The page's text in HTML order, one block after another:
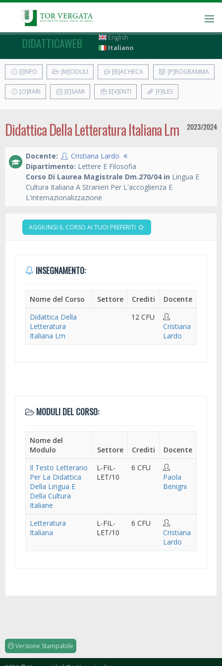
DIDATTICAWEB
English
Italiano
[I]NFO [M]ODULI [B]ACHECA [P]ROGRAMMA
[O]RARI [E]SAMI E[V]ENTI [F]ILES
Didattica Della Letteratura Italiana Lm 2023/2024
Docente:
Cristiana Lardo
Dipartimento: Lettere E Filosofia
Corso Di Laurea Magistrale Dm.270/04 in Lingua E
Cultura Italiana A Stranieri Per L'accoglienza E
L'internazionalizzazione
AGGIUNGI IL CORSO AI TUOI PREFERITI
INSEGNAMENTO:
Nome del Corso Settore Crediti
Docente
Didattica Della
Letteratura
Italiana Lm
12 CFU
Cristiana
Lardo
MODULI DEL CORSO:
Nome del
Modulo
Settore Crediti
Docente
Il Testo Letterario
Per La Didattica
Della Lingua E
Della Cultura
Italiane
L-FIL-
LET/10
6 CFU
Paola
Benigni
Letteratura
Italiana
L-FIL-
LET/10
6 CFU
Cristiana
Lardo
Versione Stampabile